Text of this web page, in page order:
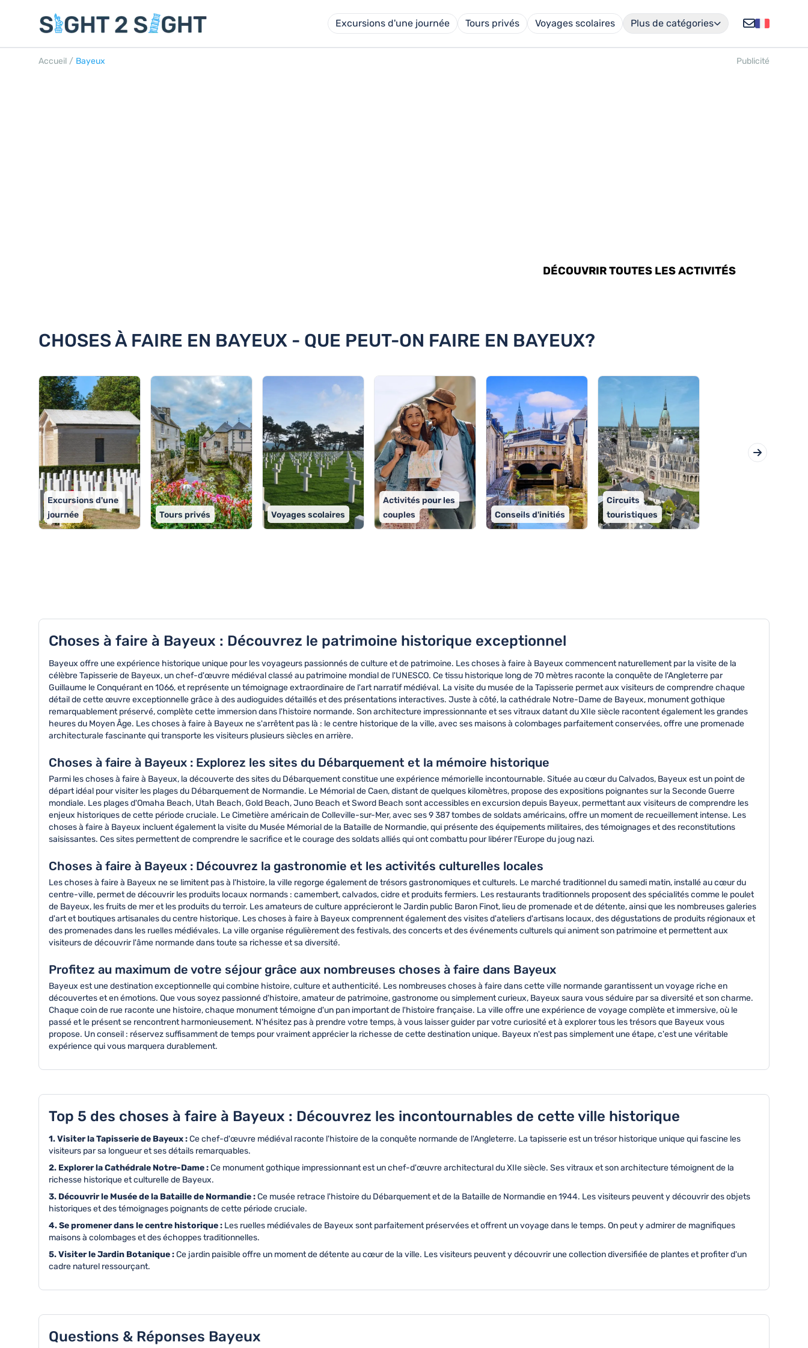
Excursions d'une journée Tours privés Voyages scolaires Plus de catégories
Accueil / Bayeux Publicité
DÉCOUVRIR TOUTES LES ACTIVITÉS
CHOSES À FAIRE EN BAYEUX - QUE PEUT-ON FAIRE EN BAYEUX?
Excursions d'une
journée
Tours privés Voyages scolaires
Activités pour les
couples
Conseils d'initiés
Circuits
touristiques
Choses à faire à Bayeux : Découvrez le patrimoine historique exceptionnel
Bayeux offre une expérience historique unique pour les voyageurs passionnés de culture et de patrimoine. Les choses à faire à Bayeux commencent naturellement par la visite de la
célèbre Tapisserie de Bayeux, un chef-d'œuvre médiéval classé au patrimoine mondial de l'UNESCO. Ce tissu historique long de 70 mètres raconte la conquête de l'Angleterre par
Guillaume le Conquérant en 1066, et représente un témoignage extraordinaire de l'art narratif médiéval. La visite du musée de la Tapisserie permet aux visiteurs de comprendre chaque
détail de cette œuvre exceptionnelle grâce à des audioguides détaillés et des présentations interactives. Juste à côté, la cathédrale Notre-Dame de Bayeux, monument gothique
remarquablement préservé, complète cette immersion dans l'histoire normande. Son architecture impressionnante et ses vitraux datant du XIIe siècle racontent également les grandes
heures du Moyen Âge. Les choses à faire à Bayeux ne s'arrêtent pas là : le centre historique de la ville, avec ses maisons à colombages parfaitement conservées, offre une promenade
architecturale fascinante qui transporte les visiteurs plusieurs siècles en arrière.
Choses à faire à Bayeux : Explorez les sites du Débarquement et la mémoire historique
Parmi les choses à faire à Bayeux, la découverte des sites du Débarquement constitue une expérience mémorielle incontournable. Située au cœur du Calvados, Bayeux est un point de
départ idéal pour visiter les plages du Débarquement de Normandie. Le Mémorial de Caen, distant de quelques kilomètres, propose des expositions poignantes sur la Seconde Guerre
mondiale. Les plages d'Omaha Beach, Utah Beach, Gold Beach, Juno Beach et Sword Beach sont accessibles en excursion depuis Bayeux, permettant aux visiteurs de comprendre les
enjeux historiques de cette période cruciale. Le Cimetière américain de Colleville-sur-Mer, avec ses 9 387 tombes de soldats américains, offre un moment de recueillement intense. Les
choses à faire à Bayeux incluent également la visite du Musée Mémorial de la Bataille de Normandie, qui présente des équipements militaires, des témoignages et des reconstitutions
saisissantes. Ces sites permettent de comprendre le sacrifice et le courage des soldats alliés qui ont combattu pour libérer l'Europe du joug nazi.
Choses à faire à Bayeux : Découvrez la gastronomie et les activités culturelles locales
Les choses à faire à Bayeux ne se limitent pas à l'histoire, la ville regorge également de trésors gastronomiques et culturels. Le marché traditionnel du samedi matin, installé au cœur du
centre-ville, permet de découvrir les produits locaux normands : camembert, calvados, cidre et produits fermiers. Les restaurants traditionnels proposent des spécialités comme le poulet
de Bayeux, les fruits de mer et les produits du terroir. Les amateurs de culture apprécieront le Jardin public Baron Finot, lieu de promenade et de détente, ainsi que les nombreuses galeries
d'art et boutiques artisanales du centre historique. Les choses à faire à Bayeux comprennent également des visites d'ateliers d'artisans locaux, des dégustations de produits régionaux et
des promenades dans les ruelles médiévales. La ville organise régulièrement des festivals, des concerts et des événements culturels qui animent son patrimoine et permettent aux
visiteurs de découvrir l'âme normande dans toute sa richesse et sa diversité.
Profitez au maximum de votre séjour grâce aux nombreuses choses à faire dans Bayeux
Bayeux est une destination exceptionnelle qui combine histoire, culture et authenticité. Les nombreuses choses à faire dans cette ville normande garantissent un voyage riche en
découvertes et en émotions. Que vous soyez passionné d'histoire, amateur de patrimoine, gastronome ou simplement curieux, Bayeux saura vous séduire par sa diversité et son charme.
Chaque coin de rue raconte une histoire, chaque monument témoigne d'un pan important de l'histoire française. La ville offre une expérience de voyage complète et immersive, où le
passé et le présent se rencontrent harmonieusement. N'hésitez pas à prendre votre temps, à vous laisser guider par votre curiosité et à explorer tous les trésors que Bayeux vous
propose. Un conseil : réservez suffisamment de temps pour vraiment apprécier la richesse de cette destination unique. Bayeux n'est pas simplement une étape, c'est une véritable
expérience qui vous marquera durablement.
Top 5 des choses à faire à Bayeux : Découvrez les incontournables de cette ville historique
1. Visiter la Tapisserie de Bayeux :Ce chef-d'œuvre médiéval raconte l'histoire de la conquête normande de l'Angleterre. La tapisserie est un trésor historique unique qui fascine les
visiteurs par sa longueur et ses détails remarquables.
2. Explorer la Cathédrale Notre-Dame :Ce monument gothique impressionnant est un chef-d'œuvre architectural du XIIe siècle. Ses vitraux et son architecture témoignent de la
richesse historique et culturelle de Bayeux.
3. Découvrir le Musée de la Bataille de Normandie :Ce musée retrace l'histoire du Débarquement et de la Bataille de Normandie en 1944. Les visiteurs peuvent y découvrir des objets
historiques et des témoignages poignants de cette période cruciale.
4. Se promener dans le centre historique : Les ruelles médiévales de Bayeux sont parfaitement préservées et offrent un voyage dans le temps. On peut y admirer de magnifiques
maisons à colombages et des échoppes traditionnelles.
5. Visiter le Jardin Botanique :Ce jardin paisible offre un moment de détente au cœur de la ville. Les visiteurs peuvent y découvrir une collection diversifiée de plantes et profiter d'un
cadre naturel ressourçant.
Questions & Réponses Bayeux